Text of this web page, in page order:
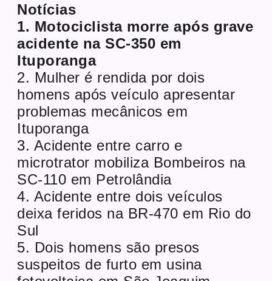
Notícias
1. Motociclista morre após grave
acidente na SC-350 em
Ituporanga
2. Mulher é rendida por dois
homens após veículo apresentar
problemas mecânicos em
Ituporanga
3. Acidente entre carro e
microtrator mobiliza Bombeiros na
SC-110 em Petrolândia
4. Acidente entre dois veículos
deixa feridos na BR-470 em Rio do
Sul
5. Dois homens são presos
suspeitos de furto em usina